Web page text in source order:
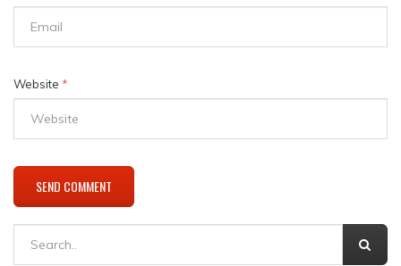
Website *